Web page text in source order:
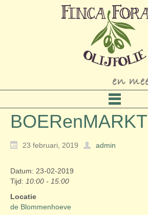
BOERenMARKT
23 februari, 2019
admin
Datum: 23-02-2019
Tijd: 10:00 - 15:00
Locatie
de Blommenhoeve